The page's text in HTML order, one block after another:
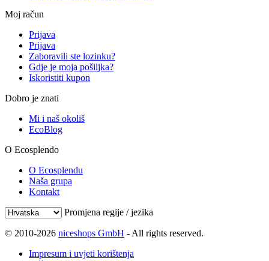
Moj račun
Prijava
Prijava
Zaboravili ste lozinku?
Gdje je moja pošiljka?
Iskoristiti kupon
Dobro je znati
Mi i naš okoliš
EcoBlog
O Ecosplendo
O Ecosplendu
Naša grupa
Kontakt
Promjena regije / jezika
© 2010-2026 niceshops GmbH - All rights reserved.
Impresum i uvjeti korištenja